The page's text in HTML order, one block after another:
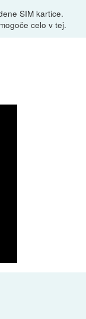
SIM kartice.
celo v tej.